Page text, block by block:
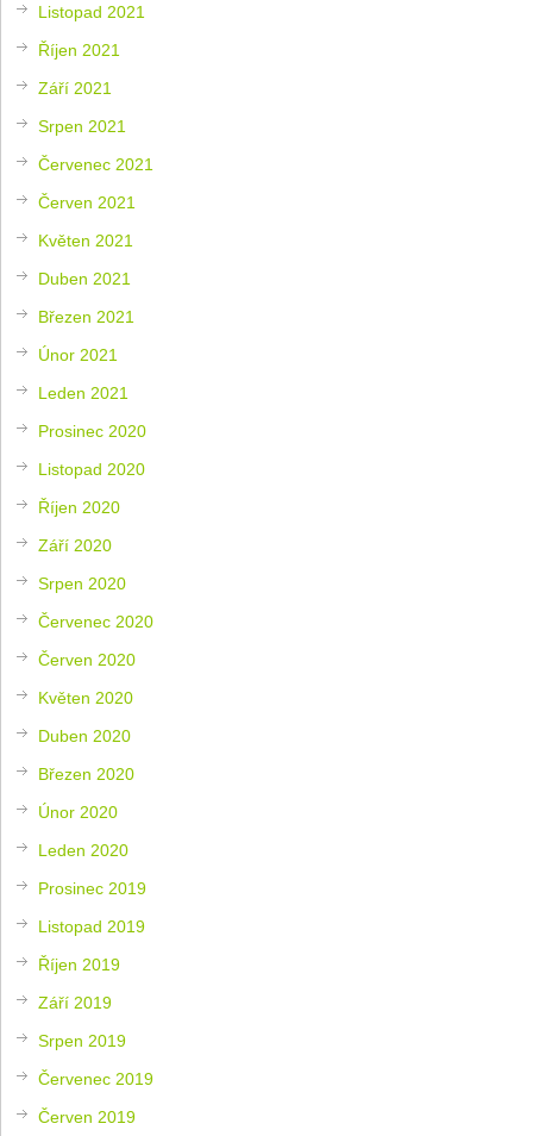
Listopad 2021
Říjen 2021
Září 2021
Srpen 2021
Červenec 2021
Červen 2021
Květen 2021
Duben 2021
Březen 2021
Únor 2021
Leden 2021
Prosinec 2020
Listopad 2020
Říjen 2020
Září 2020
Srpen 2020
Červenec 2020
Červen 2020
Květen 2020
Duben 2020
Březen 2020
Únor 2020
Leden 2020
Prosinec 2019
Listopad 2019
Říjen 2019
Září 2019
Srpen 2019
Červenec 2019
Červen 2019